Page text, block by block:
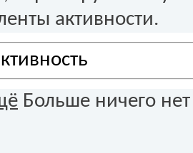
активности.
Больше ничего нет